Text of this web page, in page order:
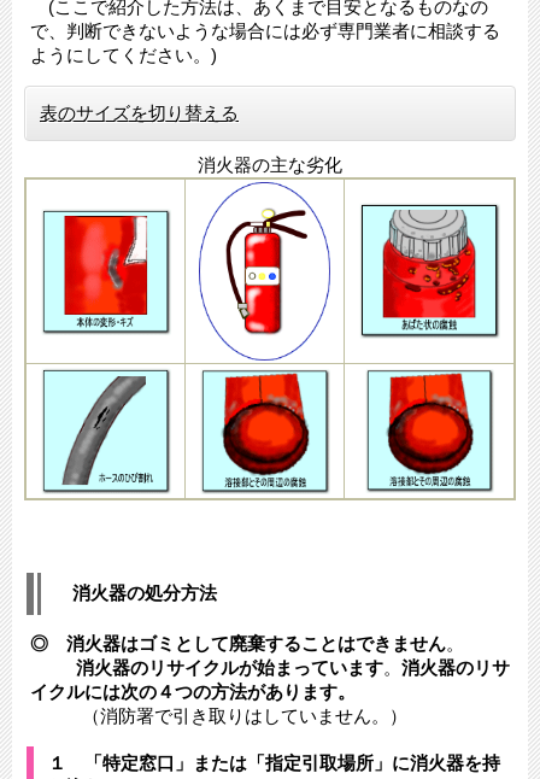
(ここで紹介した方法は、あくまで目安となるものなの
で、判断できないような場合には必ず専門業者に相談する
ようにしてください。)
表のサイズを切り替える
消火器の主な劣化
消火器の処分方法
◎ 消火器はゴミとして廃棄することはできません。
消火器のリサイクルが始まっています。 消火器のリサ
イクルには次の４つの方法があります。
（消防署で引き取りはしていません。）
１ 「特定窓口」または「指定引取場所」に消火器を持